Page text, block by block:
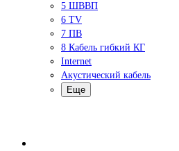
5 ШВВП
6 TV
7 ПВ
8 Кабель гибкий КГ
Internet
Акустический кабель
Еще